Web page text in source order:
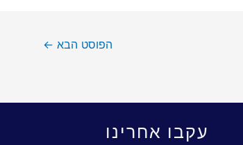
הפוסט הבא ←
עקבו אחרינו